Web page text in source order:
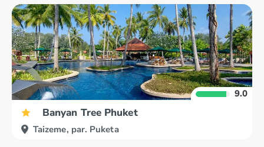
9.0
Banyan Tree Phuket
Taizeme, par. Puketa